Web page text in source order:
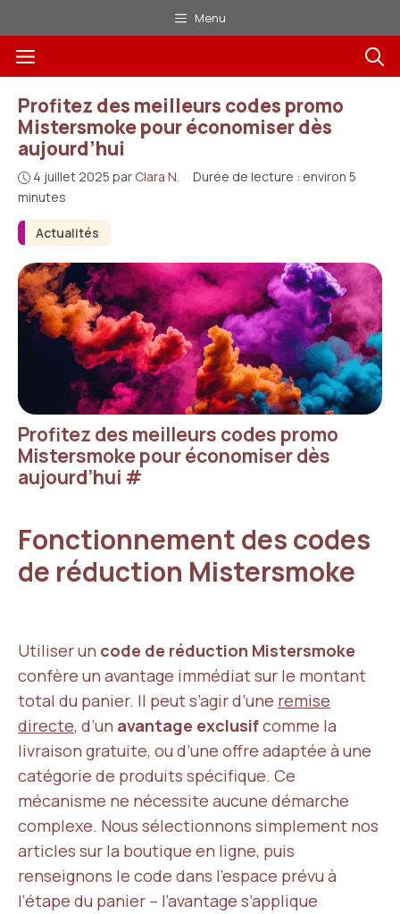
au
contenu
Menu
Menu
Actualités
Profitez des meilleurs codes promo
Mistersmoke pour économiser dès
aujourd’hui
4 juillet 2025 par Clara N. · Durée de lecture : environ 5
minutes
Profitez des meilleurs codes promo
Mistersmoke pour économiser dès
aujourd’hui #
Fonctionnement des codes
de réduction Mistersmoke
Utiliser un code de réduction Mistersmoke
confère un avantage immédiat sur le montant
total du panier. Il peut s’agir d’une remise
directe, d’un avantage exclusifcomme la
livraison gratuite, ou d’une offre adaptée à une
catégorie de produits spécifique. Ce
mécanisme ne nécessite aucune démarche
complexe. Nous sélectionnons simplement nos
articles sur la boutique en ligne, puis
renseignons le code dans l’espace prévu à
l’étape du panier – l’avantage s’applique